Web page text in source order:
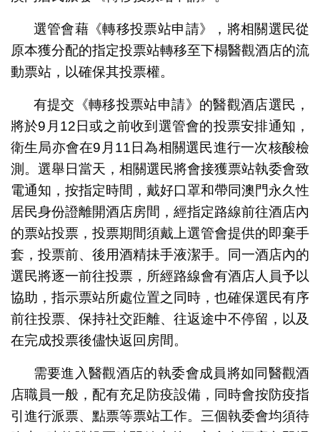
選管會藉《轉移投票站申請》，將相關選民從
原本獲分配的指定投票站轉移至下榻醫觀酒店的流
動票站，以確保其投票權。
有提交《轉移投票站申請》的醫觀酒店選民，
將於9月12日或之前收到選管會的投票安排通知，
衛生局亦會在9月11日為相關選民進行一次核酸檢
測。選舉日當天，相關選民將會接獲票站執委會致
電通知，按指定時間，戴好口罩和帶同澳門永久性
居民身份證離開酒店房間，經指定路線前往酒店內
的票站投票，投票期間須戴上選管會提供的即棄手
套，投票前、後用酒精抺手液潔手。同一酒店內的
選民將逐一前往投票，所經路線會有酒店人員予以
協助，指示票站所處位置之同時，也確保選民有序
前往投票、保持社交距離、往返途中不停留，以及
在完成投票後儘快返回房間。
需要進入醫觀酒店的執委會成員將如同醫觀酒
店職員一般，配有充足防疫設備，同時會按防疫指
引進行派票、點票等票站工作。三個執委會均須待